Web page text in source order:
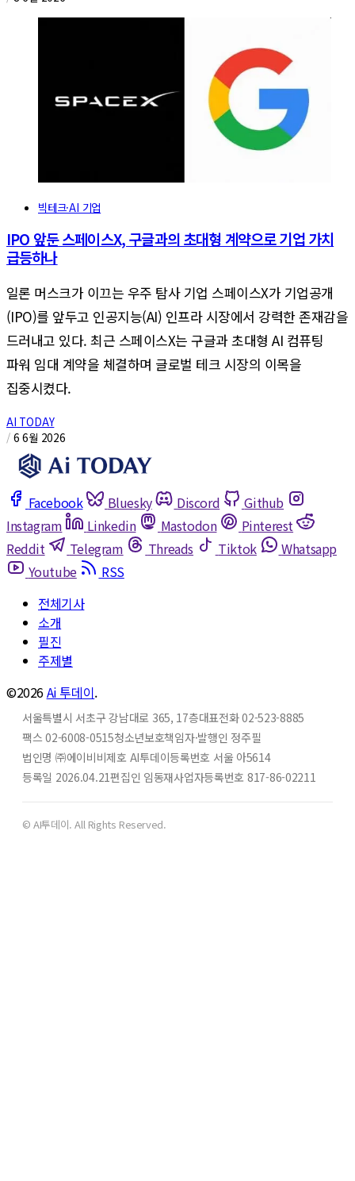
빅테크·AI 기업
IPO 앞둔 스페이스X, 구글과의 초대형 계약으로 기업 가치
급등하나
일론 머스크가 이끄는 우주 탐사 기업 스페이스X가 기업공개
(IPO)를 앞두고 인공지능(AI) 인프라 시장에서 강력한 존재감을
드러내고 있다. 최근 스페이스X는 구글과 초대형 AI 컴퓨팅
파워 임대 계약을 체결하며 글로벌 테크 시장의 이목을
집중시켰다.
AI TODAY
/ 6 6월 2026
Facebook Bluesky Discord
Github
Instagram
Linkedin Mastodon
Pinterest
Reddit
Telegram Threads Tiktok
Whatsapp
Youtube
RSS
전체기사
소개
필진
주제별
©2026Ai 투데이.
서울특별시 서초구 강남대로 365, 17층대표전화 02-523-8885
팩스 02-6008-0515청소년보호책임자·발행인 정주필
법인명 ㈜에이비비제호 AI투데이등록번호 서울 아5614
등록일 2026.04.21편집인 임동재사업자등록번호 817-86-02211
© AI투데이. All Rights Reserved.